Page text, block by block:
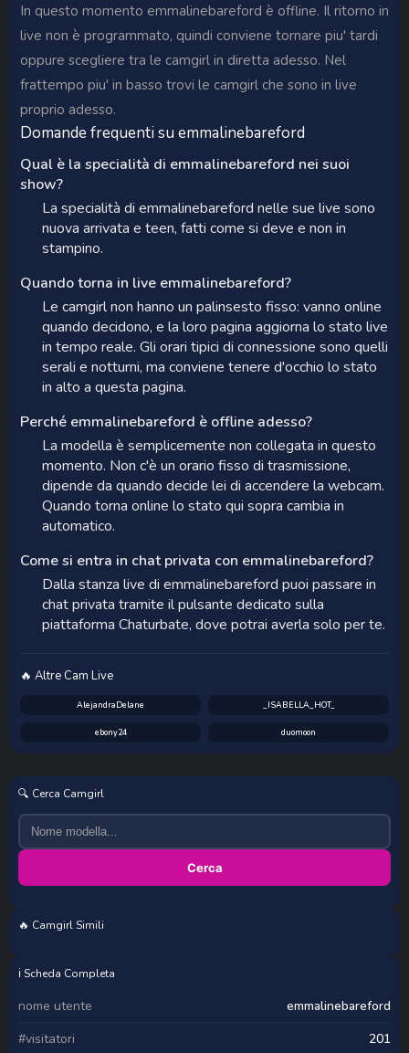
In questo momento emmalinebareford è offline. Il ritorno in
live non è programmato, quindi conviene tornare piu' tardi
oppure scegliere tra le camgirl in diretta adesso. Nel
frattempo piu' in basso trovi le camgirl che sono in live
proprio adesso.
Domande frequenti su emmalinebareford
Qual è la specialità di emmalinebareford nei suoi
show?
La specialità di emmalinebareford nelle sue live sono
nuova arrivata e teen, fatti come si deve e non in
stampino.
Quando torna in live emmalinebareford?
Le camgirl non hanno un palinsesto fisso: vanno online
quando decidono, e la loro pagina aggiorna lo stato live
in tempo reale. Gli orari tipici di connessione sono quelli
serali e notturni, ma conviene tenere d'occhio lo stato
in alto a questa pagina.
Perché emmalinebareford è offline adesso?
La modella è semplicemente non collegata in questo
momento. Non c'è un orario fisso di trasmissione,
dipende da quando decide lei di accendere la webcam.
Quando torna online lo stato qui sopra cambia in
automatico.
Come si entra in chat privata con emmalinebareford?
Dalla stanza live di emmalinebareford puoi passare in
chat privata tramite il pulsante dedicato sulla
piattaforma Chaturbate, dove potrai averla solo per te.
🔥 Altre Cam Live
AlejandraDelane _ISABELLA_HOT_
ebony24 duomoon
🔍 Cerca Camgirl
Cerca
🔥 Camgirl Simili
ℹ️ Scheda Completa
nome utente
emmalinebareford
#visitatori
201